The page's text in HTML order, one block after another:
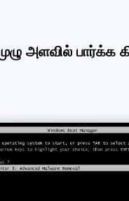
அளவில் பார்க்க